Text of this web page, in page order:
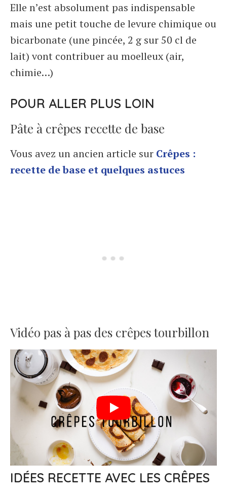
Elle n’est absolument pas indispensable
mais une petit touche de levure chimique ou
bicarbonate (une pincée, 2 g sur 50 cl de
lait) vont contribuer au moelleux (air,
chimie…)
POUR ALLER PLUS LOIN
Pâte à crêpes recette de base
Vous avez un ancien article sur Crêpes :
recette de base et quelques astuces
Vidéo pas à pas des crêpes tourbillon
IDÉES RECETTE AVEC LES CRÊPES